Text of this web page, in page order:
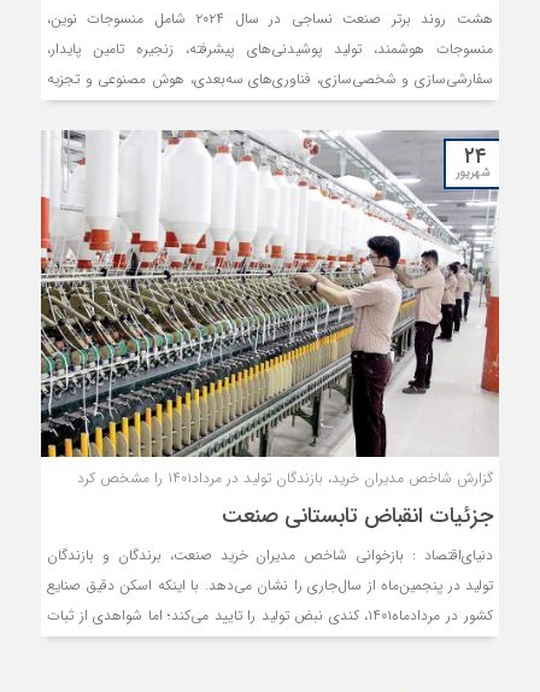
هشت روند برتر صنعت‏‏‌ نساجی‏‏‌ در سال ٢٠٢٤ شامل منسوجات نوین،
منسوجات هوشمند، تولید پوشیدنی‏‏‌های پیشرفته‏‏‌، زنجیره تامین‏‏‌ پایدار،
سفارشی‏‏‌‌سازی و شخصی‏‏‌‌سازی، فناوری‏‏‌های سه‏‏‌‌بعدی، هوش مصنوعی‏‏‌ و تجزیه‏‏‌
۲۴
شهریور
گزارش شاخص مدیران خرید، بازندگان تولید در مرداد۱۴۰۱ را مشخص کرد
جزئیات انقباض تابستانی صنعت
دنیای‌اقتصاد : بازخوانی شاخص مدیران خرید صنعت، برندگان و بازندگان
تولید در پنجمین‌ماه از سال‌جاری را نشان می‌دهد. با اینکه اسکن دقیق صنایع
کشور در مردادماه۱۴۰۱، کندی نبض تولید را تایید می‌کند؛ اما شواهدی از ثبات
شرایط تولید در دو صنعت خاص و سقوط آزاد سه‌رشته فعالیت صنعتی را نیز